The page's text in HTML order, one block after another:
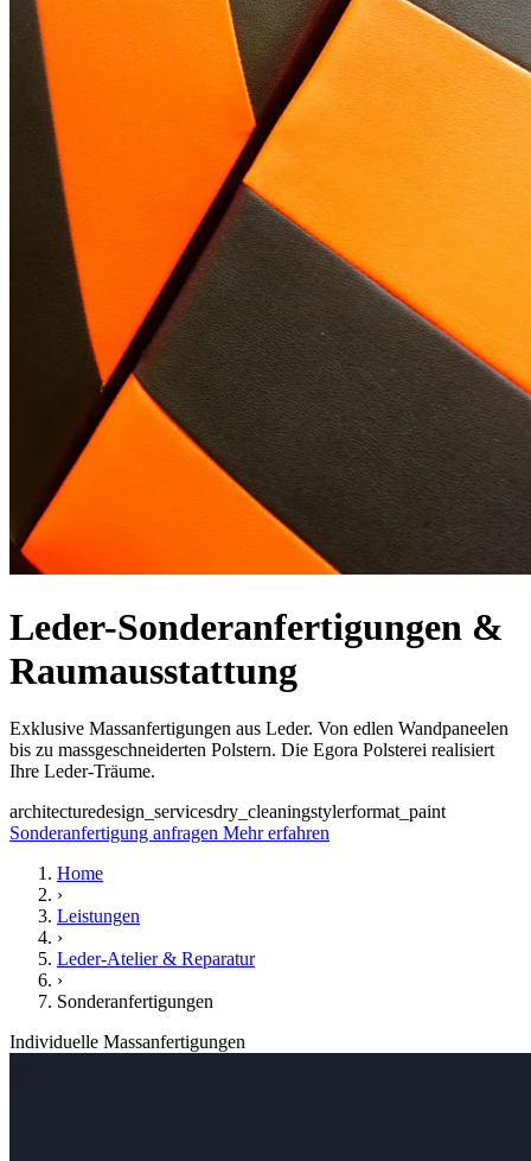
Leder-Sonderanfertigungen &
Raumausstattung
Exklusive Massanfertigungen aus Leder. Von edlen Wandpaneelen
bis zu massgeschneiderten Polstern. Die Egora Polsterei realisiert
Ihre Leder-Träume.
architecturedesign_servicesdry_cleaningstylerformat_paint
Sonderanfertigung anfragen Mehr erfahren
Home
›
Leistungen
›
Leder-Atelier & Reparatur
›
Sonderanfertigungen
Individuelle Massanfertigungen